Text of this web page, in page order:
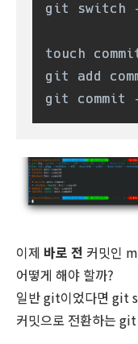
git switch
touch
git add
git commit
이제 바로 전 커밋인
어떻게 해야 할까?
일반 git이었다면 git
커밋으로 전환하는